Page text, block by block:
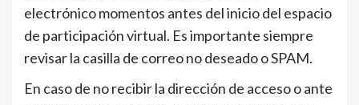
electrónico momentos antes del inicio del espacio
de participación virtual. Es importante siempre
revisar la casilla de correo no deseado o SPAM.
En caso de no recibir la dirección de acceso o ante